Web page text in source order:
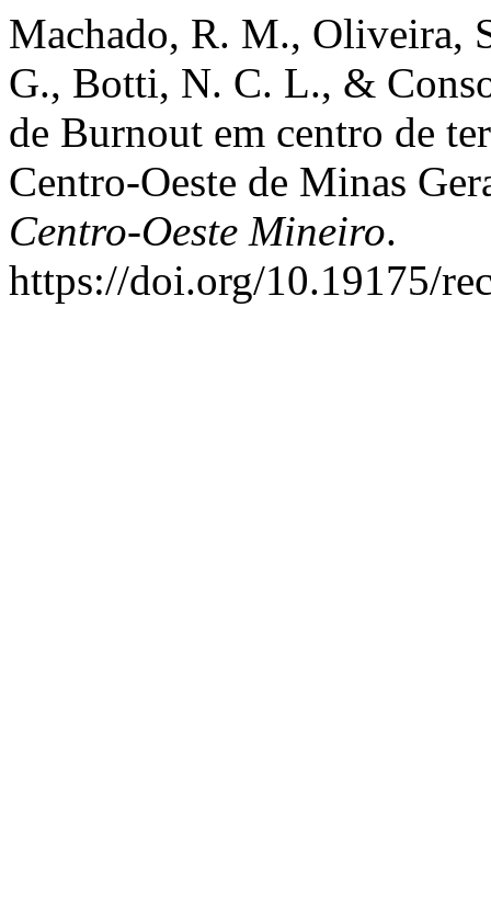
Machado, R. M., Oliveira,
G., Botti, N. C. L., &
de Burnout em centro de
Centro-Oeste de Minas
Centro-Oeste Mineiro.
https://doi.org/10.19175/